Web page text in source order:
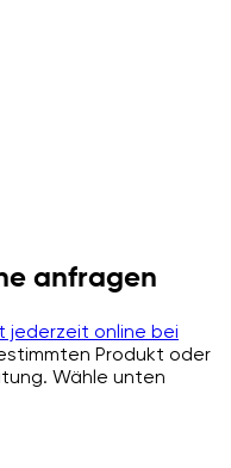
anfragen
jederzeit online bei
Produkt oder
Wähle unten